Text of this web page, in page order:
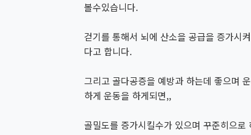
볼수있습니다.
걷기를 통해서 뇌에 산소을 공급을 증가시
다고 합니다.
그리고 골다공증을 예방과 하는데 좋으며
하게 운동을 하게되면,,
골밀도를 증가시킬수가 있으며 꾸준히으